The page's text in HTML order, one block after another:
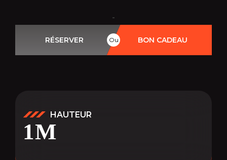
-
RÉSERVER BON CADEAU
Ou
HAUTEUR
1M